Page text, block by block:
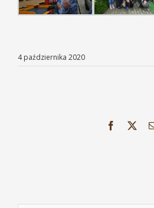
4 października 2020
Facebook